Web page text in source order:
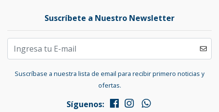
Suscríbete a Nuestro Newsletter
Suscríbase a nuestra lista de email para recibir primero noticias y
ofertas.
Síguenos: